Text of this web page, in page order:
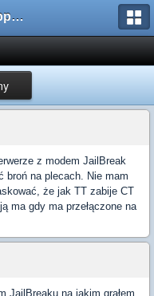
AMXX.pl: Support AMX Mod X i SourceMod
z modem JailBreak
broń na plecach. Nie mam
że jak TT zabije CT
ma gdy ma przełączone na
JailBreaku na jakim grałem